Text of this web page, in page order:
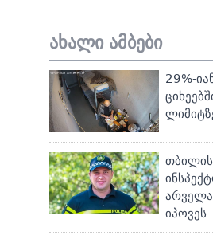
ახალი ამბები
29%-
იპოვეს